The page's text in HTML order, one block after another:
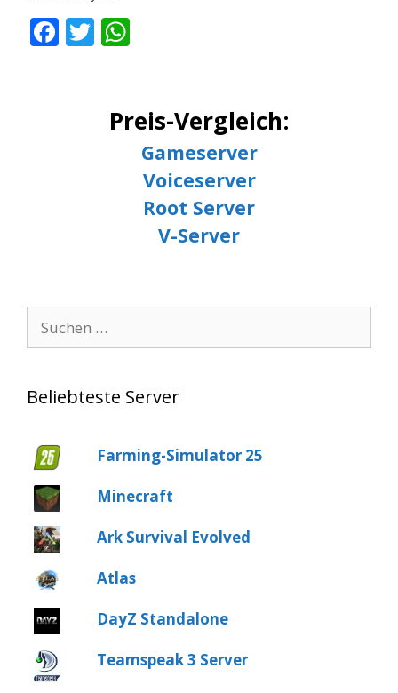
F T
er s
A
p
p
Preis-Vergleich:
Gameserver
Voiceserver
Root Server
V-Server
nach:
Beliebteste Server
Farming-Simulator 25
Minecraft
Ark Survival Evolved
Atlas
DayZ Standalone
Teamspeak 3 Server